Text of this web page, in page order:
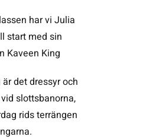
har vi Julia
start med sin
Kaveen King
det dressyr och
slottsbanorna,
rids terrängen